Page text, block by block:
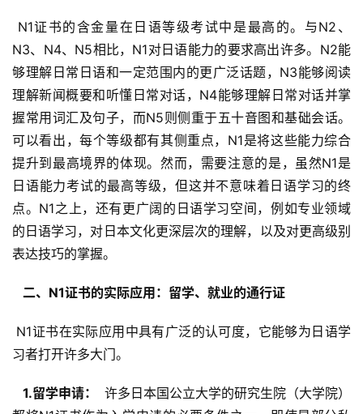
N3、N4、N5相比，N1对日语能力的要求高出许多。N2能
够理解日常日语和一定范围内的更广泛话题，N3能够阅读
理解新闻概要和听懂日常对话，N4能够理解日常对话并掌
握常用词汇及句子，而N5则侧重于五十音图和基础会话。
可以看出，每个等级都有其侧重点，N1是将这些能力综合
提升到最高境界的体现。然而，需要注意的是，虽然N1是
日语能力考试的最高等级，但这并不意味着日语学习的终
点。N1之上，还有更广阔的日语学习空间，例如专业领域
的日语学习，对日本文化更深层次的理解，以及对更高级别
表达技巧的掌握。
  二、N1证书的实际应用：留学、就业的通行证
习者打开许多大门。
  1.留学申请：
许多日本国公立大学的研究生院（大学院）